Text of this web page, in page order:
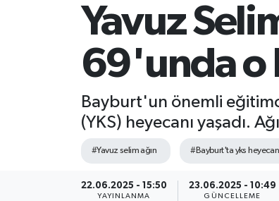
Yavuz
69'unda o
Bayburt'un önemli
(YKS) heyecanı yaşadı.
#Yavuz selim ağın #Bayburt'ta yks
22.06.2025 - 15:50
YAYINLANMA
23.06.2025 - 10:49
GÜNCELLEME
Süper Lig Puan Durumu ve Fikstür
Tüm Manşetler
Son Dakika Haberleri
Haber Arşivi